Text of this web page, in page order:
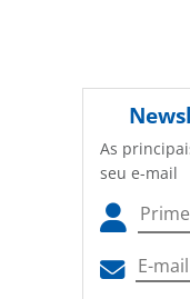
As
seu e-mail